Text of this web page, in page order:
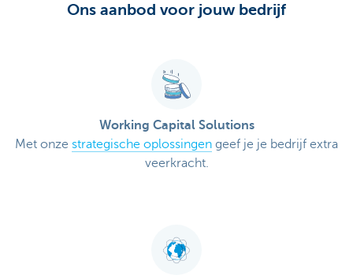
Ons aanbod voor jouw bedrijf
Working Capital Solutions
Met onze strategische oplossingen geef je je bedrijf extra
veerkracht.